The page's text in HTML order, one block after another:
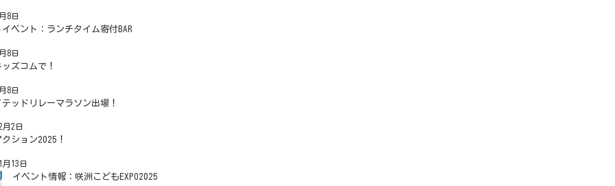
8日
ベント：ランチタイム寄付BAR
8日
ズコムで！
8日
ッドリレーマラソン出場！
月2日
ション2025！
月13日
イベント情報：咲洲こどもEXPO2025